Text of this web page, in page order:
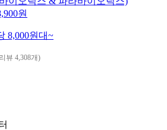
원
8,000원대~
뷰 4,308개)